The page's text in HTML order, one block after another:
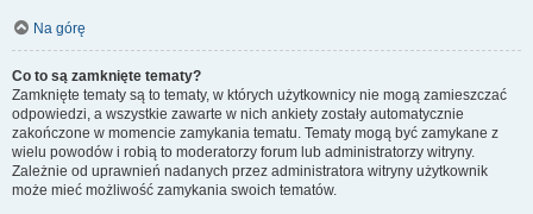
Na górę
Co to są zamknięte tematy?
Zamknięte tematy są to tematy, w których użytkownicy nie mogą zamieszczać
odpowiedzi, a wszystkie zawarte w nich ankiety zostały automatycznie
zakończone w momencie zamykania tematu. Tematy mogą być zamykane z
wielu powodów i robią to moderatorzy forum lub administratorzy witryny.
Zależnie od uprawnień nadanych przez administratora witryny użytkownik
może mieć możliwość zamykania swoich tematów.